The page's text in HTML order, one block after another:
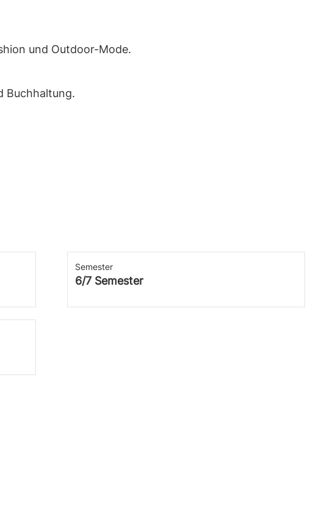
und Outdoor-Mode.
Buchhaltung.
Semester
6/7 Semester